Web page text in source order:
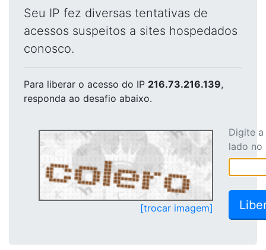
Seu IP fez diversas tentativas de
acessos suspeitos a sites hospedados
conosco.
Para liberar o acesso do IP 216.73.216.139,
responda ao desafio abaixo.
[trocar imagem]
Digite
lado no